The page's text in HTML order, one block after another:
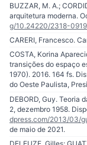
BUZZAR, M. A.;
arquitetura moderna.
g/10.24220/2318-
CARERI, Francesco.
COSTA, Korina
transições do espaço
1970). 2016. 164 fs.
do Oeste Paulista,
DEBORD, Guy. Teoria
2, dezembro 1958.
dpress.com/2013/03/
de maio de 2021.